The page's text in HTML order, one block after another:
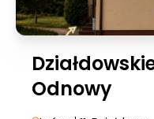
Odnowy